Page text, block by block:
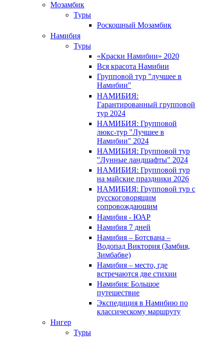
Мозамбик
Туры
Роскошный Мозамбик
Намибия
Туры
«Краски Намибии» 2020
Вся красота Намибии
Групповой тур "лучшее в
Намибии"
НАМИБИЯ:
Гарантированный групповой
тур 2024
НАМИБИЯ: Групповой
люкс-тур "Лучшее в
Намибии" 2024
НАМИБИЯ: Групповой тур
"Лунные ландшафты" 2024
НАМИБИЯ: Групповой тур
на майские праздники 2026
НАМИБИЯ: Групповой тур с
русскоговорящим
сопровождающим
Намибия - ЮАР
Намибия 7 дней
Намибия – Ботсвана –
Водопад Виктория (Замбия,
Зимбабве)
Намибия – место, где
встречаются две стихии
Намибия: Большое
путешествие
Экспедиция в Намибию по
классическому маршруту
Нигер
Туры